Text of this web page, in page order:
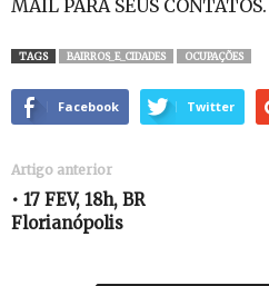
MAIL PARA SEUS CONTATOS.
TAGS BAIRROS_E_CIDADES OCUPAÇÕES
Facebook Twitter
Artigo anterior
• 17 FEV, 18h, BR
Florianópolis